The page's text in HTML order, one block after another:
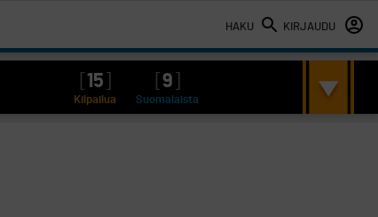
HAKU KIRJAUDU
15 9
Kilpailua Suomalaista